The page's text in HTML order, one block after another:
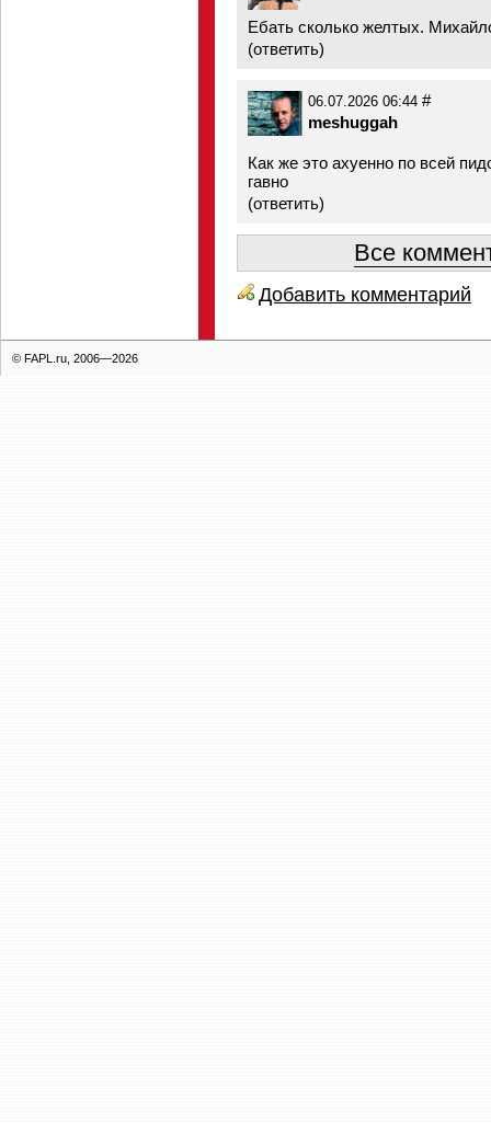
Ебать сколько желтых.
(ответить)
06.07.2026 06:44 #
meshuggah
Как же это ахуенно по всей
гавно
(ответить)
Все
Добавить комментарий
© FAPL.ru, 2006—2026